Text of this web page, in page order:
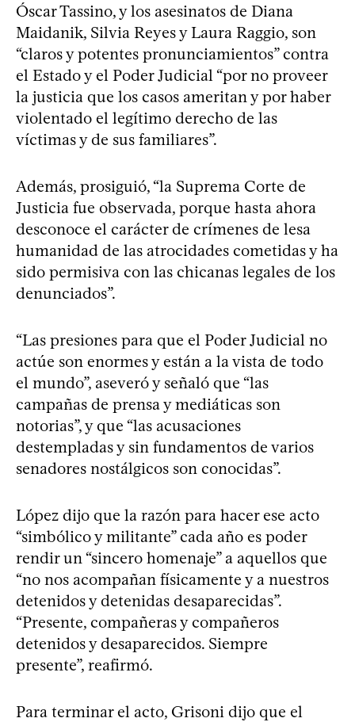
Óscar Tassino, y los asesinatos de Diana
Maidanik, Silvia Reyes y Laura Raggio, son
“claros y potentes pronunciamientos” contra
el Estado y el Poder Judicial “por no proveer
la justicia que los casos ameritan y por haber
violentado el legítimo derecho de las
víctimas y de sus familiares”.
Además, prosiguió, “la Suprema Corte de
Justicia fue observada, porque hasta ahora
desconoce el carácter de crímenes de lesa
humanidad de las atrocidades cometidas y ha
sido permisiva con las chicanas legales de los
denunciados”.
“Las presiones para que el Poder Judicial no
actúe son enormes y están a la vista de todo
el mundo”, aseveró y señaló que “las
campañas de prensa y mediáticas son
notorias”, y que “las acusaciones
destempladas y sin fundamentos de varios
senadores nostálgicos son conocidas”.
López dijo que la razón para hacer ese acto
“simbólico y militante” cada año es poder
rendir un “sincero homenaje” a aquellos que
“no nos acompañan físicamente y a nuestros
detenidos y detenidas desaparecidas”.
“Presente, compañeras y compañeros
detenidos y desaparecidos. Siempre
presente”, reafirmó.
Para terminar el acto, Grisoni dijo que el